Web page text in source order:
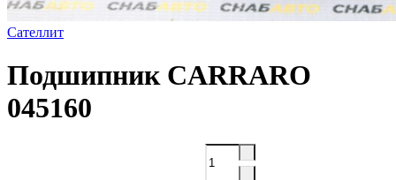
Сателлит
Подшипник CARRARO
045160
Количество